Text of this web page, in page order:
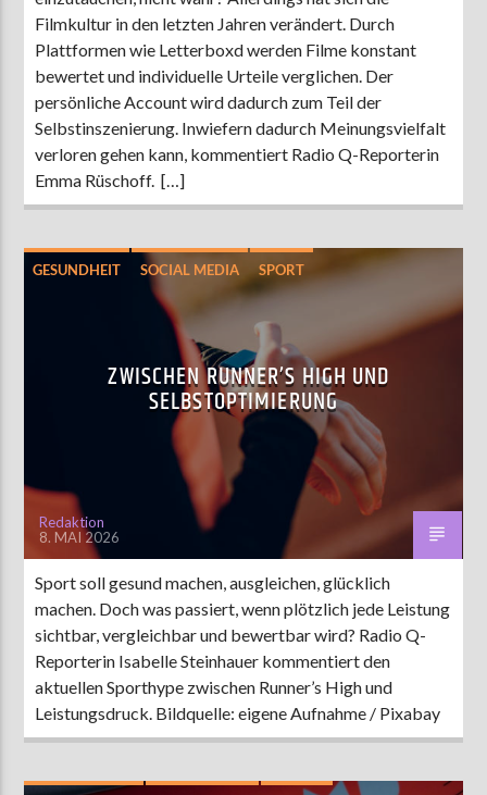
Filmkultur in den letzten Jahren verändert. Durch
Plattformen wie Letterboxd werden Filme konstant
bewertet und individuelle Urteile verglichen. Der
persönliche Account wird dadurch zum Teil der
Selbstinszenierung. Inwiefern dadurch Meinungsvielfalt
verloren gehen kann, kommentiert Radio Q-Reporterin
Emma Rüschoff. […]
GESUNDHEIT SOCIAL MEDIA SPORT
ZWISCHEN RUNNER’S HIGH UND
SELBSTOPTIMIERUNG
Redaktion
8. MAI 2026
Sport soll gesund machen, ausgleichen, glücklich
machen. Doch was passiert, wenn plötzlich jede Leistung
sichtbar, vergleichbar und bewertbar wird? Radio Q-
Reporterin Isabelle Steinhauer kommentiert den
aktuellen Sporthype zwischen Runner’s High und
Leistungsdruck. Bildquelle: eigene Aufnahme / Pixabay